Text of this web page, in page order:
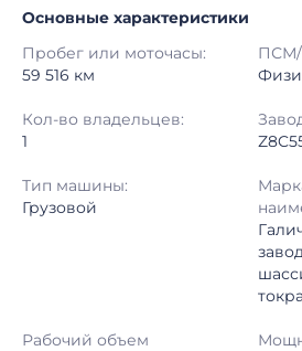
Начало торгов:
Конец торгов:
Тип аукциона:
Шаг торгов: 50 000 ₽
Основные характеристики
Пробег или моточасы:
59 516 км
ПСМ/
Кол-во владельцев:
1
Тип машины:
Грузовой
Рабочий объем